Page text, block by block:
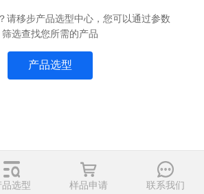
请移步产品选型中心，您可以通过参数
筛选查找您所需的产品
产品选型
品选型 样品申请 联系我们